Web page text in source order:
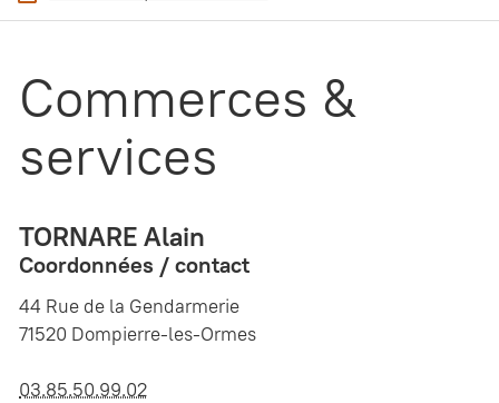
Commerces &
services
TORNARE Alain
Coordonnées / contact
44 Rue de la Gendarmerie
71520 Dompierre-les-Ormes
03.85.50.99.02